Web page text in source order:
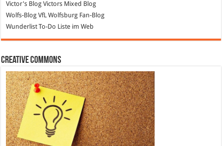
Victor's Blog Victors Mixed Blog
Wolfs-Blog VfL Wolfsburg Fan-Blog
Wunderlist To-Do Liste im Web
Creative Commons